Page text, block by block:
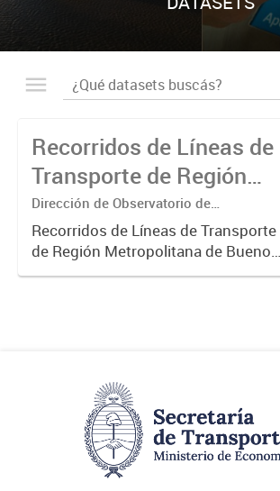
Recorridos de Líneas de
Transporte de Región
Metropolitana de
Buenos Aires (RMBA)
Dirección de Observatorio de
Transporte, Estudio y Sistemas
Recorridos de Líneas de Transporte
de Región Metropolitana de Buenos
Aires (RMBA).-